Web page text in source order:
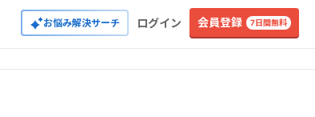
お悩み解決サーチ ログイン 会員登録 7日間無料